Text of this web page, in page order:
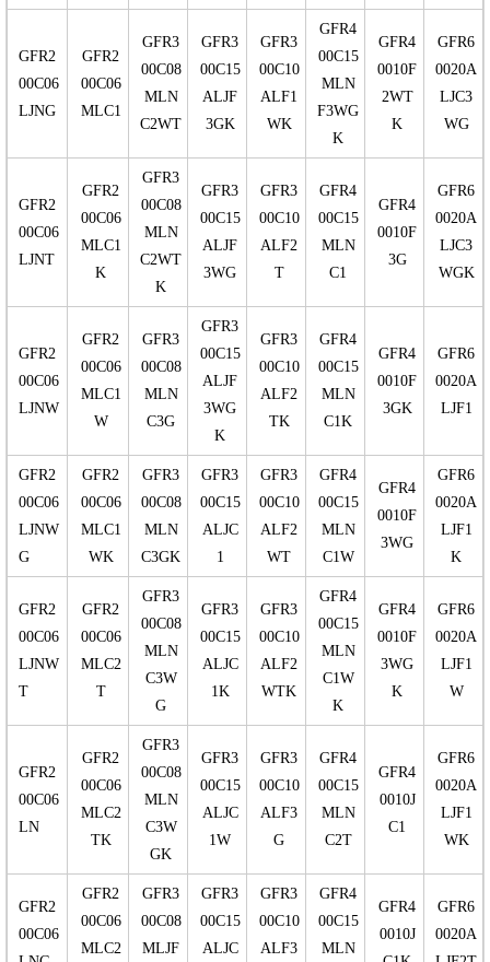
GFR2
00C06
LJNG
GFR2
00C06
MLC1
GFR3
00C08
MLN
C2WT
GFR3
00C15
ALJF
3GK
GFR3
00C10
ALF1
WK
GFR4
00C15
MLN
F3WG
K
GFR4
0010F
2WT
K
GFR6
0020A
LJC3
WG
GFR2
00C06
LJNT
GFR2
00C06
MLC1
K
GFR3
00C08
MLN
C2WT
K
GFR3
00C15
ALJF
3WG
GFR3
00C10
ALF2
T
GFR4
00C15
MLN
C1
GFR4
0010F
3G
GFR6
0020A
LJC3
WGK
GFR2
00C06
LJNW
GFR2
00C06
MLC1
W
GFR3
00C08
MLN
C3G
GFR3
00C15
ALJF
3WG
K
GFR3
00C10
ALF2
TK
GFR4
00C15
MLN
C1K
GFR4
0010F
3GK
GFR6
0020A
LJF1
GFR2
00C06
LJNW
G
GFR2
00C06
MLC1
WK
GFR3
00C08
MLN
C3GK
GFR3
00C15
ALJC
1
GFR3
00C10
ALF2
WT
GFR4
00C15
MLN
C1W
GFR4
0010F
3WG
GFR6
0020A
LJF1
K
GFR2
00C06
LJNW
T
GFR2
00C06
MLC2
T
GFR3
00C08
MLN
C3W
G
GFR3
00C15
ALJC
1K
GFR3
00C10
ALF2
WTK
GFR4
00C15
MLN
C1W
K
GFR4
0010F
3WG
K
GFR6
0020A
LJF1
W
GFR2
00C06
LN
GFR2
00C06
MLC2
TK
GFR3
00C08
MLN
C3W
GK
GFR3
00C15
ALJC
1W
GFR3
00C10
ALF3
G
GFR4
00C15
MLN
C2T
GFR4
0010J
C1
GFR6
0020A
LJF1
WK
GFR2
00C06
GFR2
00C06
MLC2
GFR3
00C08
MLJF
GFR3
00C15
ALJC
GFR3
00C10
ALF3
GFR4
00C15
MLN
GFR4
0010J
GFR6
0020A